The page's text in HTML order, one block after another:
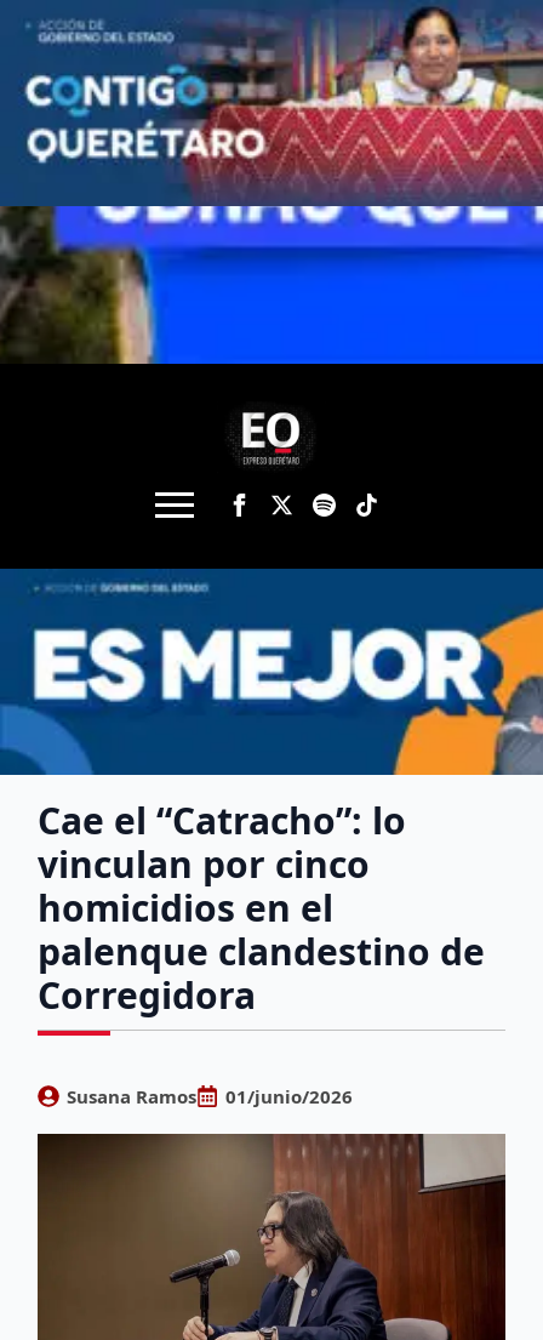
Cae el “Catracho”: lo
vinculan por cinco
homicidios en el
palenque clandestino de
Corregidora
Susana Ramos 01/junio/2026